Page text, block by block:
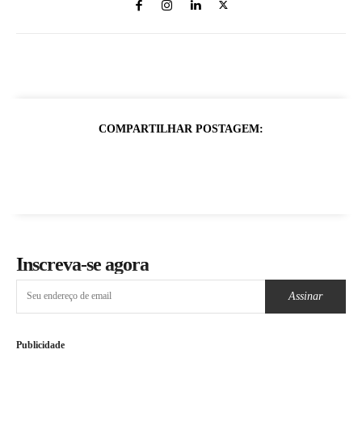
COMPARTILHAR POSTAGEM:
Inscreva-se agora
Assinar
Publicidade